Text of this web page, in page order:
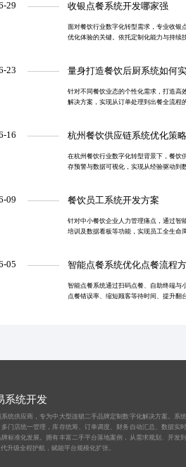
29 收银点餐系统开发哪家强
面对餐饮行业数字化转型需求，专业收银
优化体验的关键。依托定制化能力与持续
23 量身打造餐饮后厨系统如何
针对不同餐饮业态的个性化需求，打造高
解决方案，实现从订单处理到出餐全流程
16 杭州餐饮供应链系统优化策略
在杭州餐饮行业数字化转型背景下，餐饮
存预警与数据可视化，实现从经验驱动到
09 餐饮员工系统开发方案
针对中小餐饮企业人力管理痛点，通过智
培训及数据看板等功能，实现员工全生命
05 智能点餐系统优化点餐流程
智能点餐系统通过扫码点餐、自助终端与
点餐错误率、缩短顾客等待时间、提升翻
系统开发
统供应商，专为中大型连锁二手品牌定制数字化解决方案。系
门店统一管理，库存统筹、订单调度、财务自动汇总、数据实
牌标准化发展。拥有丰富二手平台落地案例，从需求规划、开发
代升级全程护航，赋能平台规模化扩张。